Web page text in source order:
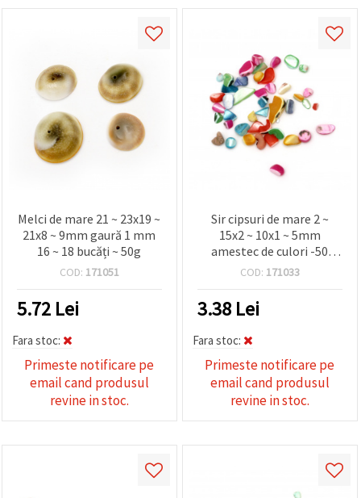
Melci de mare 21 ~ 23x19 ~
21x8 ~ 9mm gaură 1 mm
16 ~ 18 bucăți ~ 50g
COD: 171051
5.72 Lei
Fara stoc:
Primeste notificare pe
email cand produsul
revine in stoc.
Sir cipsuri de mare 2 ~
15x2 ~ 10x1 ~ 5mm
amestec de culori -50
grame
COD: 171033
3.38 Lei
Fara stoc:
Primeste notificare pe
email cand produsul
revine in stoc.